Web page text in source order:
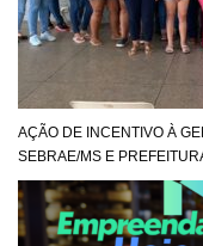
AÇÃO DE INCENTIVO À
SEBRAE/MS E